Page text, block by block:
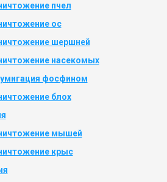
пчел
ос
шершней
насекомых
фосфином
блох
мышей
крыс